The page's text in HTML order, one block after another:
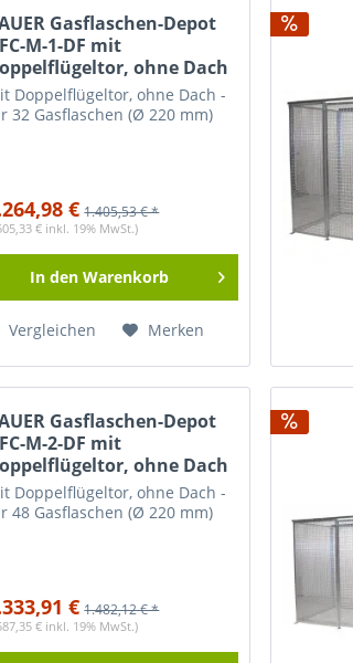
Gasflaschen-Depot
M-1-DF mit
ohne Dach
Doppelflügeltor, ohne Dach -
32 Gasflaschen (Ø 220 mm)
€ 1.405,53 € *
€ inkl. 19% MwSt.)
In den Warenkorb
Vergleichen Merken
Gasflaschen-Depot
M-2-DF mit
ohne Dach
Doppelflügeltor, ohne Dach -
48 Gasflaschen (Ø 220 mm)
€ 1.482,12 € *
€ inkl. 19% MwSt.)